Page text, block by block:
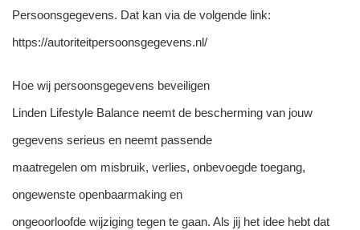
Persoonsgegevens. Dat kan via de volgende link:
https://autoriteitpersoonsgegevens.nl/
Hoe wij persoonsgegevens beveiligen
Linden Lifestyle Balance neemt de bescherming van jouw
gegevens serieus en neemt passende
maatregelen om misbruik, verlies, onbevoegde toegang,
ongewenste openbaarmaking en
ongeoorloofde wijziging tegen te gaan. Als jij het idee hebt dat